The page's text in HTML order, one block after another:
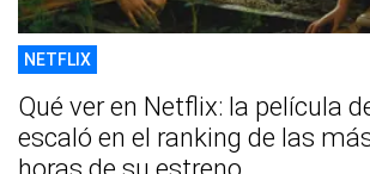
NETFLIX
Qué ver en Netflix: la película
escaló en el ranking de las